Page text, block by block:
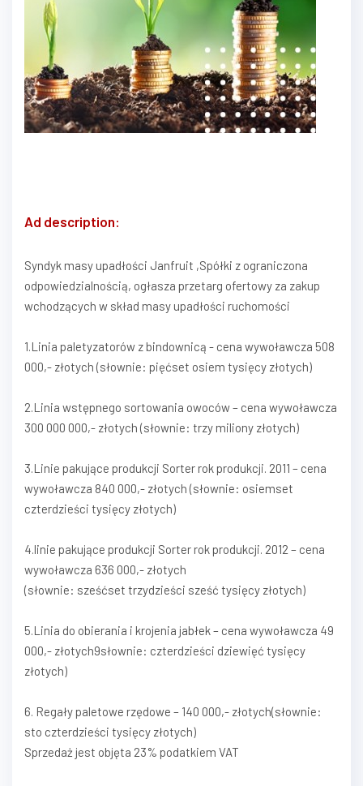
Ad description:
Syndyk masy upadłości Janfruit ,Spółki z ograniczona
odpowiedzialnością, ogłasza przetarg ofertowy za zakup
wchodzących w skład masy upadłości ruchomości
1.Linia paletyzatorów z bindownicą - cena wywoławcza 508
000,- złotych (słownie: pięćset osiem tysięcy złotych)
2.Linia wstępnego sortowania owoców – cena wywoławcza
300 000 000,- złotych (słownie: trzy miliony złotych)
3.Linie pakujące produkcji Sorter rok produkcji. 2011 – cena
wywoławcza 840 000,- złotych (słownie: osiemset
czterdzieści tysięcy złotych)
4.linie pakujące produkcji Sorter rok produkcji. 2012 – cena
wywoławcza 636 000,- złotych
(słownie: sześćset trzydzieści sześć tysięcy złotych)
5.Linia do obierania i krojenia jabłek – cena wywoławcza 49
000,- złotych9słownie: czterdzieści dziewięć tysięcy
złotych)
6. Regały paletowe rzędowe – 140 000,- złotych(słownie:
sto czterdzieści tysięcy złotych)
Sprzedaż jest objęta 23% podatkiem VAT